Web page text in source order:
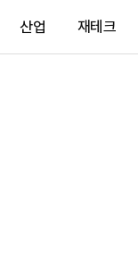
산업 재테크